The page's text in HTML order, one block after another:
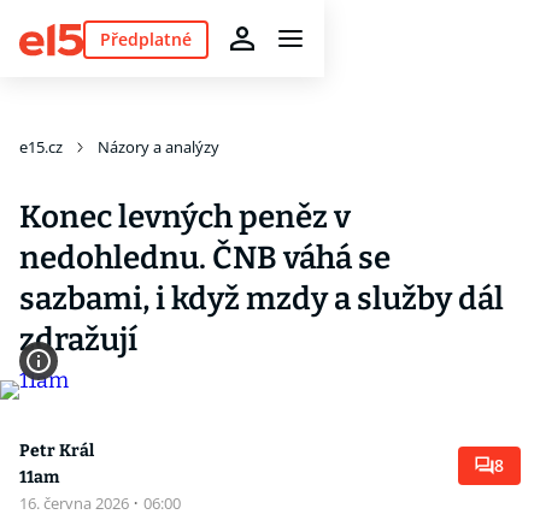
Předplatné
e15.cz Názory a analýzy
Konec levných peněz v
nedohlednu. ČNB váhá se
sazbami, i když mzdy a služby dál
zdražují
Petr Král
11am
16. června 2026 · 06:00
8